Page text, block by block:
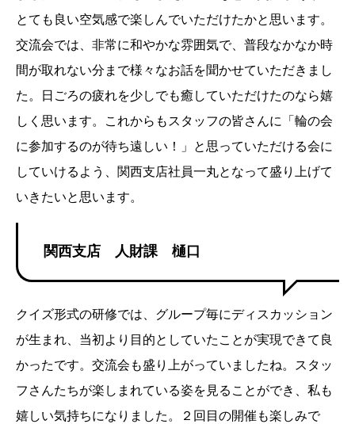
とても良い空気感で楽しんでいただけたかと思います。
交流会では、非常に和やかな雰囲気で、普段なかなか時
間が取れない分まで様々なお話を聞かせていただきまし
た。日ごろの疲れを少しでも癒していただけたのなら嬉
しく思います。これからもスタッフの皆さんに「輪の会
に参加するのが待ち遠しい！」と思っていただける会に
していけるよう、関西支店社員一丸となって盛り上げて
いきたいと思います。
関西支店 人財課 樋口
クイズ形式の研修では、グループ毎にディスカッション
が生まれ、当初より目的としていたことが実現できて良
かったです。交流会も盛り上がっていましたね。スタッ
フさんたちが楽しまれている姿を見ることができ、私も
嬉しい気持ちになりました。２回目の開催も楽しみで